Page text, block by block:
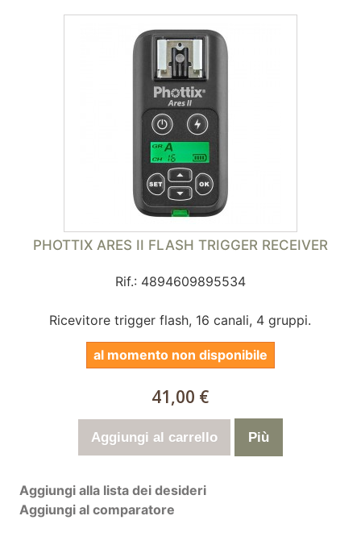
PHOTTIX ARES II FLASH TRIGGER RECEIVER
Rif.: 4894609895534
Ricevitore trigger flash, 16 canali, 4 gruppi.
al momento non disponibile
41,00 €
Aggiungi al carrello Più
Aggiungi alla lista dei desideri
Aggiungi al comparatore